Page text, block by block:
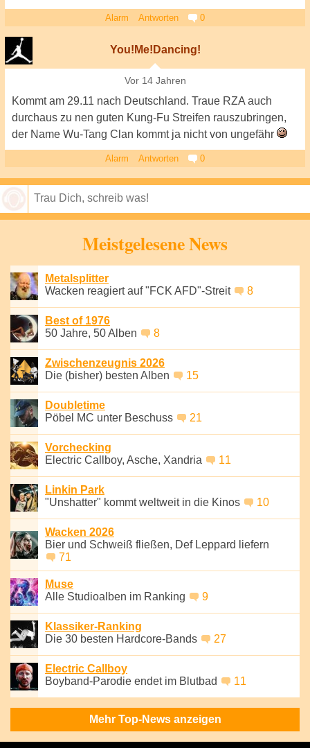
Alarm Antworten 0
You!Me!Dancing!
Vor 14 Jahren
Kommt am 29.11 nach Deutschland. Traue RZA auch
durchaus zu nen guten Kung-Fu Streifen rauszubringen,
der Name Wu-Tang Clan kommt ja nicht von ungefähr
Alarm Antworten 0
Meistgelesene News
Metalsplitter
Wacken reagiert auf "FCK AFD"-Streit
8
Best of 1976
50 Jahre, 50 Alben
8
Zwischenzeugnis 2026
Die (bisher) besten Alben
15
Doubletime
Pöbel MC unter Beschuss
21
Vorchecking
Electric Callboy, Asche, Xandria
11
Linkin Park
"Unshatter" kommt weltweit in die Kinos
10
Wacken 2026
Bier und Schweiß fließen, Def Leppard liefern
71
Muse
Alle Studioalben im Ranking
9
Klassiker-Ranking
Die 30 besten Hardcore-Bands
27
Electric Callboy
Boyband-Parodie endet im Blutbad
11
Mehr Top-News anzeigen